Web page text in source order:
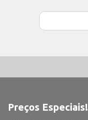
Preços Especiais!